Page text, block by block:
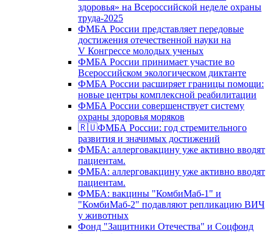
здоровья» на Всероссийской неделе охраны
труда-2025
ФМБА России представляет передовые
достижения отечественной науки на
V Конгрессе молодых ученых
ФМБА России принимает участие во
Всероссийском экологическом диктанте
ФМБА России расширяет границы помощи:
новые центры комплексной реабилитации
ФМБА России совершенствует систему
охраны здоровья моряков
🇷🇺ФМБА России: год стремительного
развития и значимых достижений
ФМБА: аллерговакцину уже активно вводят
пациентам.
ФМБА: аллерговакцину уже активно вводят
пациентам.
ФМБА: вакцины "КомбиМаб-1" и
"КомбиМаб-2" подавляют репликацию ВИЧ
у животных
Фонд "Защитники Отечества" и Соцфонд